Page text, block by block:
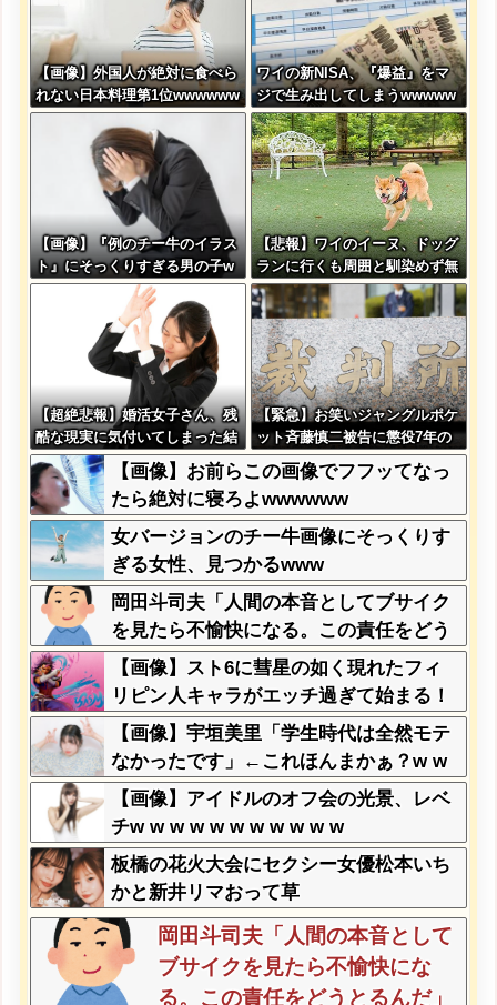
【画像】外国人が絶対に食べら
れない日本料理第1位wwwwww
www
ワイの新NISA、『爆益』をマ
ジで生み出してしまうwwwww
wwww
【画像】『例のチー牛のイラス
ト』にそっくりすぎる男の子w
wwwwww
【悲報】ワイのイーヌ、ドッグ
ランに行くも周囲と馴染めず無
言の帰宅
【超絶悲報】婚活女子さん、残
酷な現実に気付いてしまった結
果…
【緊急】お笑いジャングルポケ
ット斉藤慎二被告に懲役7年の
求刑←これ…
【画像】お前らこの画像でフフッてなっ
たら絶対に寝ろよwwwwww
女バージョンのチー牛画像にそっくりす
ぎる女性、見つかるwww
岡田斗司夫「人間の本音としてブサイク
を見たら不愉快になる。この責任をどう
とるんだ」
【画像】スト6に彗星の如く現れたフィ
リピン人キャラがエッチ過ぎて始まる！
【画像】宇垣美里「学生時代は全然モテ
なかったです」←これほんまかぁ？w w
w w w w w w
【画像】アイドルのオフ会の光景、レベ
チw w w w w w w w w w w
板橋の花火大会にセクシー女優松本いち
かと新井リマおって草
岡田斗司夫「人間の本音として
ブサイクを見たら不愉快にな
る。この責任をどうとるんだ」